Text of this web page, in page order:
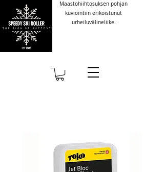
Maastohiihtosuksen pohjan
kuviointiin erikoistunut
urheiluvälineliike.